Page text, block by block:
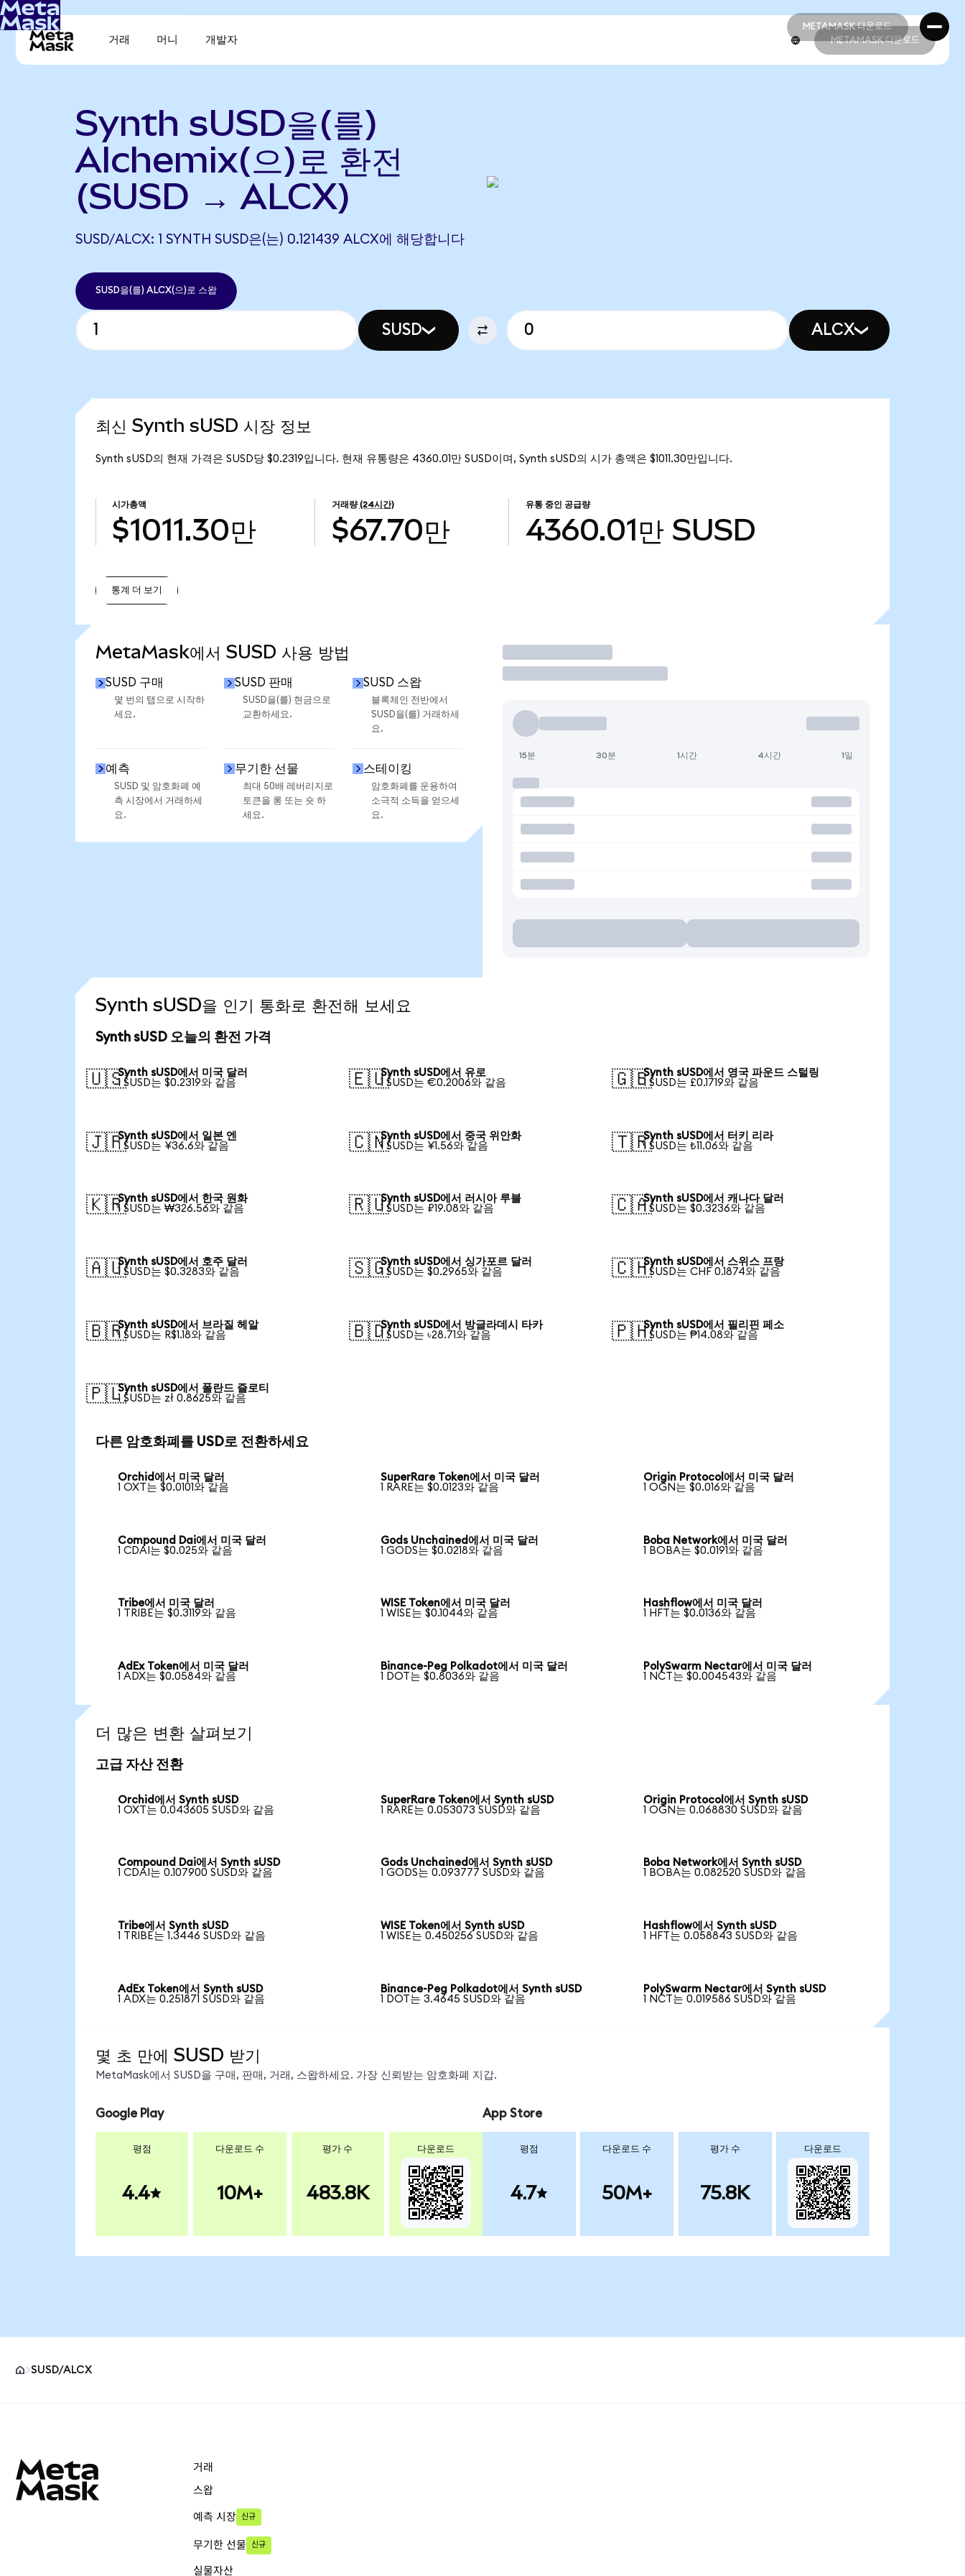
METAMASK 다운로드
METAMASK 다운로드
거래 머니 개발자 METAMASK 다운로드
Synth sUSD을(를)
Alchemix(으)로 환전
(SUSD → ALCX)
SUSD/ALCX: 1 SYNTH SUSD은(는) 0.121439 ALCX에 해당합니다
SUSD을(를) ALCX(으)로 스왑
SUSD ALCX
최신 Synth sUSD 시장 정보
Synth sUSD의 현재 가격은 SUSD당 $0.2319입니다. 현재 유통량은 4360.01만 SUSD이며, Synth sUSD의 시가 총액은 $1011.30만입니다.
시가총액
$1011.30만
거래량 (24시간)
$67.70만
유통 중인 공급량
4360.01만 SUSD
통계 더 보기
MetaMask에서 SUSD 사용 방법
SUSD 구매
몇 번의 탭으로 시작하
세요.
SUSD 판매
SUSD을(를) 현금으로
교환하세요.
SUSD 스왑
블록체인 전반에서
SUSD을(를) 거래하세
요.
예측
SUSD 및 암호화폐 예
측 시장에서 거래하세
요.
무기한 선물
최대 50배 레버리지로
토큰을 롱 또는 숏 하
세요.
스테이킹
암호화폐를 운용하여
소극적 소득을 얻으세
요.
거래
15분 30분 1시간 4시간 1일
Synth sUSD을 인기 통화로 환전해 보세요
Synth sUSD 오늘의 환전 가격
🇺🇸Synth sUSD에서 미국 달러
1 SUSD는 $0.2319와 같음
🇪🇺Synth sUSD에서 유로
1 SUSD는 €0.2006와 같음
🇬🇧Synth sUSD에서 영국 파운드 스털링
1 SUSD는 £0.1719와 같음
🇯🇵Synth sUSD에서 일본 엔
1 SUSD는 ¥36.6와 같음
🇨🇳Synth sUSD에서 중국 위안화
1 SUSD는 ¥1.56와 같음
🇹🇷Synth sUSD에서 터키 리라
1 SUSD는 ₺11.06와 같음
🇰🇷Synth sUSD에서 한국 원화
1 SUSD는 ₩326.56와 같음
🇷🇺Synth sUSD에서 러시아 루블
1 SUSD는 ₽19.08와 같음
🇨🇦Synth sUSD에서 캐나다 달러
1 SUSD는 $0.3236와 같음
🇦🇺Synth sUSD에서 호주 달러
1 SUSD는 $0.3283와 같음
🇸🇬Synth sUSD에서 싱가포르 달러
1 SUSD는 $0.2965와 같음
🇨🇭Synth sUSD에서 스위스 프랑
1 SUSD는 CHF 0.1874와 같음
🇧🇷Synth sUSD에서 브라질 헤알
1 SUSD는 R$1.18와 같음
🇧🇩Synth sUSD에서 방글라데시 타카
1 SUSD는 ৳28.71와 같음
🇵🇭Synth sUSD에서 필리핀 페소
1 SUSD는 ₱14.08와 같음
🇵🇱Synth sUSD에서 폴란드 즐로티
1 SUSD는 zł 0.8625와 같음
다른 암호화폐를 USD로 전환하세요
Orchid에서 미국 달러
1 OXT는 $0.0101와 같음
SuperRare Token에서 미국 달러
1 RARE는 $0.0123와 같음
Origin Protocol에서 미국 달러
1 OGN는 $0.016와 같음
Compound Dai에서 미국 달러
1 CDAI는 $0.025와 같음
Gods Unchained에서 미국 달러
1 GODS는 $0.0218와 같음
Boba Network에서 미국 달러
1 BOBA는 $0.0191와 같음
Tribe에서 미국 달러
1 TRIBE는 $0.3119와 같음
WISE Token에서 미국 달러
1 WISE는 $0.1044와 같음
Hashflow에서 미국 달러
1 HFT는 $0.0136와 같음
AdEx Token에서 미국 달러
1 ADX는 $0.0584와 같음
Binance-Peg Polkadot에서 미국 달러
1 DOT는 $0.8036와 같음
PolySwarm Nectar에서 미국 달러
1 NCT는 $0.004543와 같음
더 많은 변환 살펴보기
고급 자산 전환
Orchid에서 Synth sUSD
1 OXT는 0.043605 SUSD와 같음
SuperRare Token에서 Synth sUSD
1 RARE는 0.053073 SUSD와 같음
Origin Protocol에서 Synth sUSD
1 OGN는 0.068830 SUSD와 같음
Compound Dai에서 Synth sUSD
1 CDAI는 0.107900 SUSD와 같음
Gods Unchained에서 Synth sUSD
1 GODS는 0.093777 SUSD와 같음
Boba Network에서 Synth sUSD
1 BOBA는 0.082520 SUSD와 같음
Tribe에서 Synth sUSD
1 TRIBE는 1.3446 SUSD와 같음
WISE Token에서 Synth sUSD
1 WISE는 0.450256 SUSD와 같음
Hashflow에서 Synth sUSD
1 HFT는 0.058843 SUSD와 같음
AdEx Token에서 Synth sUSD
1 ADX는 0.251871 SUSD와 같음
Binance-Peg Polkadot에서 Synth sUSD
1 DOT는 3.4645 SUSD와 같음
PolySwarm Nectar에서 Synth sUSD
1 NCT는 0.019586 SUSD와 같음
몇 초 만에 SUSD 받기
MetaMask에서 SUSD을 구매, 판매, 거래, 스왑하세요. 가장 신뢰받는 암호화폐 지갑.
Google Play
평점
4.4
다운로드 수
10M+
평가 수
483.8K
다운로드
App Store
평점
4.7
다운로드 수
50M+
평가 수
75.8K
다운로드
SUSD/ALCX
거래
스왑
예측 시장 신규
무기한 선물 신규
실물자산